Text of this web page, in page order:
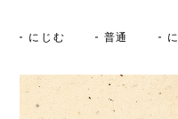
にじむ 普通